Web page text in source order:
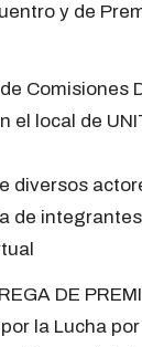
y de
Comisiones
el local de
diversos
de
DE
la Lucha